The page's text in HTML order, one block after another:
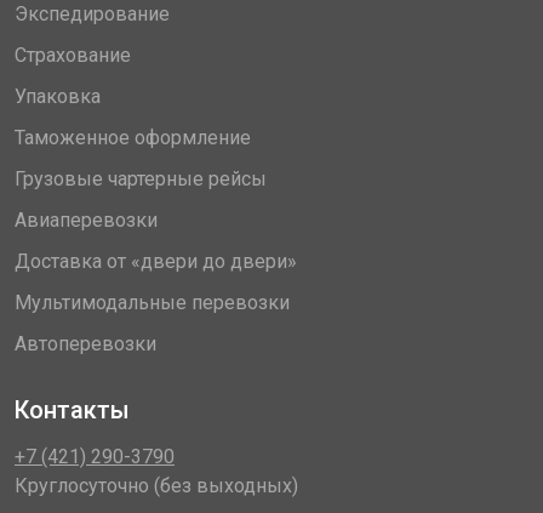
Экспедирование
Страхование
Упаковка
Таможенное оформление
Грузовые чартерные рейсы
Авиаперевозки
Доставка от «двери до двери»
Мультимодальные перевозки
Автоперевозки
Контакты
+7 (421) 290-3790
Круглосуточно (без выходных)